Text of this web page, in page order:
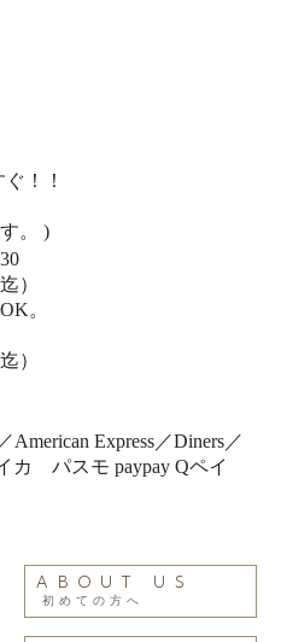
！！
。 )
）
。
）
American Express／Diners／
カ パスモ paypay Qペイ
ABOUT US
初めての方へ